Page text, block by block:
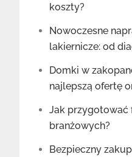
koszty?
Nowoczesne
lakiernicze: od
Domki w
najlepszą ofertę
Jak przygotować
branżowych?
Bezpieczny